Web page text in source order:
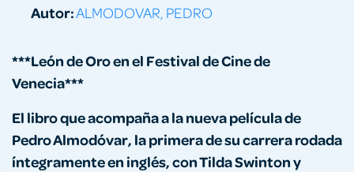
***León de Oro en el Festival de Cine de
Venecia***
El libro que acompaña a la nueva película de
Pedro Almodóvar, la primera de su carrera rodada
íntegramente en inglés, con Tilda Swinton y
Autor:ALMODOVAR, PEDRO